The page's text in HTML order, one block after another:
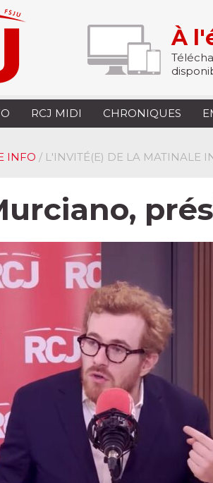
À
RCJ MIDI CHRONIQUES
INFO / L'INVITÉ(E) DE LA MATINALE